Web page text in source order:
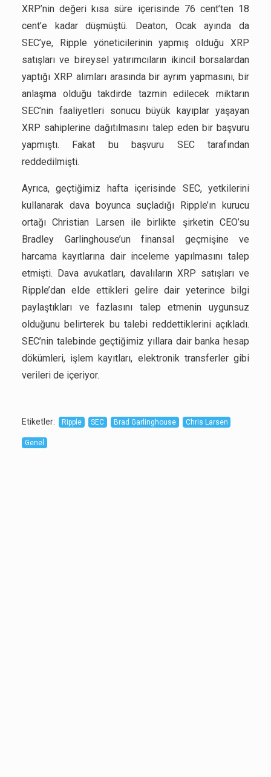
XRP’nin değeri kısa süre içerisinde 76 cent’ten 18
cent’e kadar düşmüştü. Deaton, Ocak ayında da
SEC’ye, Ripple yöneticilerinin yapmış olduğu XRP
satışları ve bireysel yatırımcıların ikincil borsalardan
yaptığı XRP alımları arasında bir ayrım yapmasını, bir
anlaşma olduğu takdirde tazmin edilecek miktarın
SEC’nin faaliyetleri sonucu büyük kayıplar yaşayan
XRP sahiplerine dağıtılmasını talep eden bir başvuru
yapmıştı. Fakat bu başvuru SEC tarafından
reddedilmişti.
Ayrıca, geçtiğimiz hafta içerisinde SEC, yetkilerini
kullanarak dava boyunca suçladığı Ripple’ın kurucu
ortağı Christian Larsen ile birlikte şirketin CEO’su
Bradley Garlinghouse’un finansal geçmişine ve
harcama kayıtlarına dair inceleme yapılmasını talep
etmişti. Dava avukatları, davalıların XRP satışları ve
Ripple’dan elde ettikleri gelire dair yeterince bilgi
paylaştıkları ve fazlasını talep etmenin uygunsuz
olduğunu belirterek bu talebi reddettiklerini açıkladı.
SEC’nin talebinde geçtiğimiz yıllara dair banka hesap
dökümleri, işlem kayıtları, elektronik transferler gibi
verileri de içeriyor.
Etiketler: Ripple SEC Brad Garlinghouse Chris Larsen
Genel